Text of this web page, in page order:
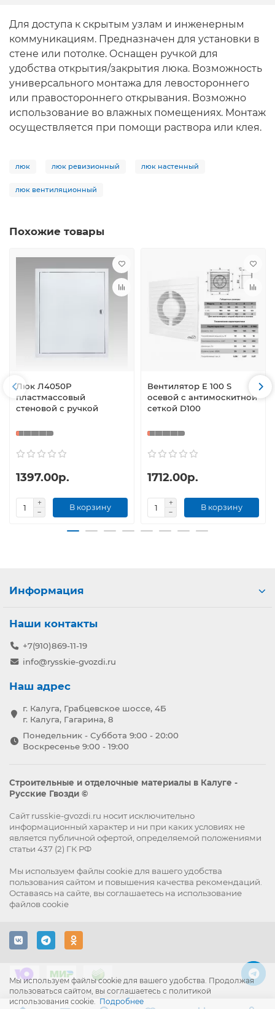
Для доступа к скрытым узлам и инженерным
коммуникациям. Предназначен для установки в
стене или потолке. Оснащен ручкой для
удобства открытия/закрытия люка. Возможность
универсального монтажа для левостороннего
или правостороннего открывания. Возможно
использование во влажных помещениях. Монтаж
осуществляется при помощи раствора или клея.
люк люк ревизионный люк настенный
люк вентиляционный
Похожие товары
Люк Л4050Р
пластмассовый
стеновой с ручкой
1397.00р.
В корзину
Вентилятор E 100 S
осевой с антимоскитной
сеткой D100
1712.00р.
В корзину
Мы используем файлы cookie для вашего удобства. Продолжая
пользоваться сайтом, вы соглашаетесь с политикой
использования cookie. Подробнее
Информация
Наши контакты
+7(910)869-11-19
info@rysskie-gvozdi.ru
Наш адрес
г. Калуга, Грабцевское шоссе, 4Б
г. Калуга, Гагарина, 8
Понедельник - Суббота 9:00 - 20:00
Воскресенье 9:00 - 19:00
Строительные и отделочные материалы в Калуге -
Русские Гвозди ©
Сайт russkie-gvozdi.ru носит исключительно
информационный характер и ни при каких условиях не
является публичной офертой, определяемой положениями
статьи 437 (2) ГК РФ
Мы используем файлы cookie для вашего удобства
пользования сайтом и повышения качества рекомендаций.
Оставаясь на сайте, вы соглашаетесь на использование
файлов cookie